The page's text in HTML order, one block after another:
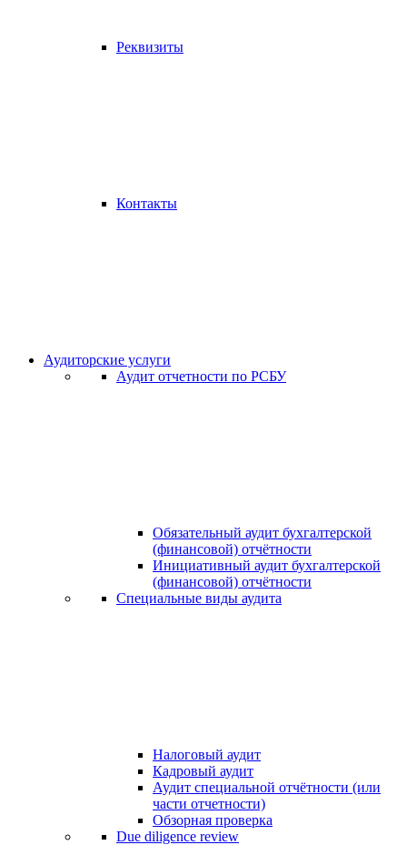
Реквизиты
Контакты
Аудиторские услуги
Аудит отчетности по РСБУ
Обязательный аудит бухгалтерской
(финансовой) отчётности
Инициативный аудит бухгалтерской
(финансовой) отчётности
Специальные виды аудита
Налоговый аудит
Кадровый аудит
Аудит специальной отчётности (или
части отчетности)
Обзорная проверка
Due diligence review